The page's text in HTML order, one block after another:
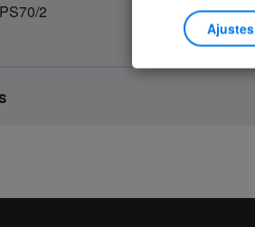
2
2800088
Ajustes